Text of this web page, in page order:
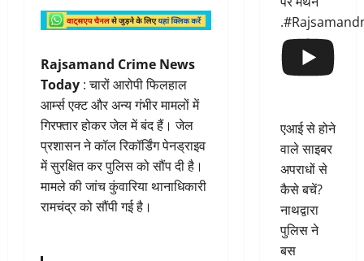
Rajsamand Crime News
Today : चारों आरोपी फिलहाल
आर्म्स एक्ट और अन्य गंभीर मामलों में
गिरफ्तार होकर जेल में बंद हैं। जेल
प्रशासन ने कॉल रिकॉर्डिंग पेनड्राइव
में सुरक्षित कर पुलिस को सौंप दी है।
मामले की जांच कुंवारिया थानाधिकारी
रामचंद्र को सौंपी गई है।
एआई से होने
वाले साइबर
अपराधों से
कैसे बचें?
नाथद्वारा
पुलिस ने
बस